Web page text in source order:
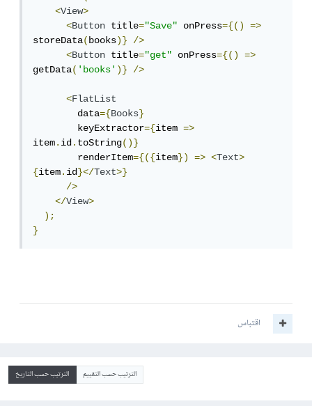
<View>
<Button title="Save" onPress={()
=>
storeData(books)}
/>
<Button title="get" onPress={()
=>
getData('books')} />
<FlatList
        data
={Books}
        keyExtractor
={item =>
item.id.toString()}
        renderItem
={({item}) => <Text>
{item.id}</Text>}
/>
</View>
);
}
اقتباس
الترتيب حسب التقييم الترتيب حسب التاريخ